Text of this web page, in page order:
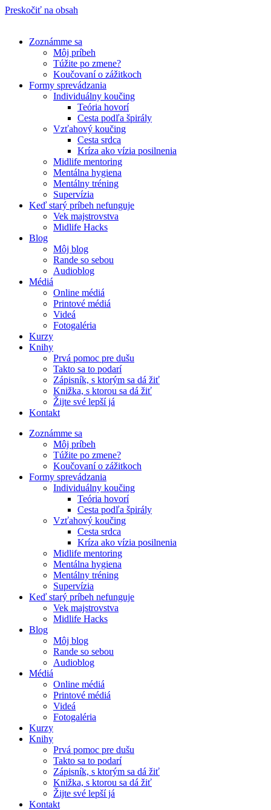
Preskočiť na obsah
Zoznámme sa
Môj príbeh
Túžite po zmene?
Koučovaní o zážitkoch
Formy sprevádzania
Individuálny koučing
Teória hovorí
Cesta podľa špirály
Vzťahový koučing
Cesta srdca
Kríza ako vízia posilnenia
Midlife mentoring
Mentálna hygiena
Mentálny tréning
Supervízia
Keď starý príbeh nefunguje
Vek majstrovstva
Midlife Hacks
Blog
Môj blog
Rande so sebou
Audioblog
Médiá
Online médiá
Printové médiá
Videá
Fotogaléria
Kurzy
Knihy
Prvá pomoc pre dušu
Takto sa to podarí
Zápisník, s ktorým sa dá žiť
Knižka, s ktorou sa dá žiť
Žijte své lepší já
Kontakt
Zoznámme sa
Môj príbeh
Túžite po zmene?
Koučovaní o zážitkoch
Formy sprevádzania
Individuálny koučing
Teória hovorí
Cesta podľa špirály
Vzťahový koučing
Cesta srdca
Kríza ako vízia posilnenia
Midlife mentoring
Mentálna hygiena
Mentálny tréning
Supervízia
Keď starý príbeh nefunguje
Vek majstrovstva
Midlife Hacks
Blog
Môj blog
Rande so sebou
Audioblog
Médiá
Online médiá
Printové médiá
Videá
Fotogaléria
Kurzy
Knihy
Prvá pomoc pre dušu
Takto sa to podarí
Zápisník, s ktorým sa dá žiť
Knižka, s ktorou sa dá žiť
Žijte své lepší já
Kontakt